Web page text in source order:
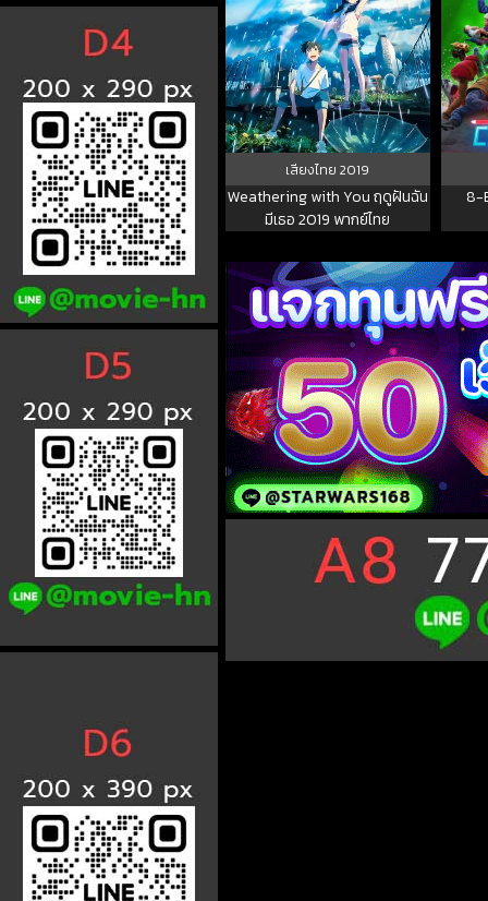
เสียงไทย2019
Weathering with You ฤดูฝันฉัน
มีเธอ 2019 พากย์ไทย
8-